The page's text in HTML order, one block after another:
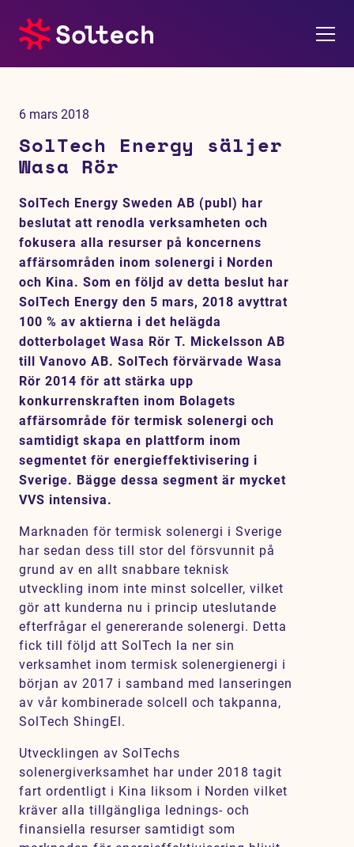
Karriär
Jobb
Kontakt
SV EN
Tjänster
Referensprojekt
Investerare
Hållbarhet
6 mars 2018
SolTech Energy säljer
Wasa Rör
SolTech Energy Sweden AB (publ) har
beslutat att renodla verksamheten och
fokusera alla resurser på koncernens
affärsområden inom solenergi i Norden
och Kina. Som en följd av detta beslut har
SolTech Energy den 5 mars, 2018 avyttrat
100 % av aktierna i det helägda
dotterbolaget Wasa Rör T. Mickelsson AB
till Vanovo AB. SolTech förvärvade Wasa
Rör 2014 för att stärka upp
konkurrenskraften inom Bolagets
affärsområde för termisk solenergi och
samtidigt skapa en plattform inom
segmentet för energieffektivisering i
Sverige. Bägge dessa segment är mycket
VVS intensiva.
Marknaden för termisk solenergi i Sverige
har sedan dess till stor del försvunnit på
grund av en allt snabbare teknisk
utveckling inom inte minst solceller, vilket
gör att kunderna nu i princip uteslutande
efterfrågar el genererande solenergi. Detta
fick till följd att SolTech la ner sin
verksamhet inom termisk solenergienergi i
början av 2017 i samband med lanseringen
av vår kombinerade solcell och takpanna,
SolTech ShingEl.
Utvecklingen av SolTechs
solenergiverksamhet har under 2018 tagit
fart ordentligt i Kina liksom i Norden vilket
kräver alla tillgängliga lednings- och
finansiella resurser samtidigt som